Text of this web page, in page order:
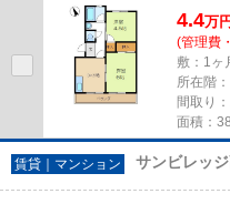
4.4万円
(管理費
敷：1ヶ
所在階
間取り
面積：
賃貸｜マンション サンビレッ